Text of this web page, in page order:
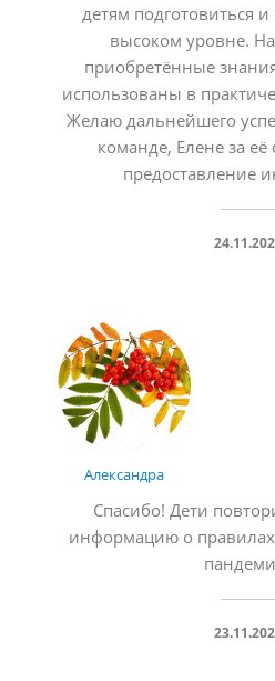
детям подготовиться
высоком уровне.
приобретённые
использованы в
Желаю дальнейшего
команде, Елене за
предоставление
Александра
Спасибо! Дети
информацию о